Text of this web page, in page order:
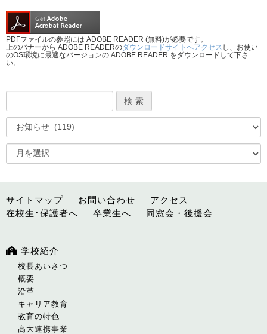
PDFファイルの参照には ADOBE READER (無料)が必要です。
上のバナーから ADOBE READERのダウンロードサイトへアクセス し、お使い
のOS環境に最適なバージョンの ADOBE READER をダウンロードして下さ
い。
サイトマップ お問い合わせ
アクセス
在校生･保護者へ
卒業生へ 同窓会・後援会
学校紹介
校長あいさつ
概要
沿革
キャリア教育
教育の特色
高大連携事業